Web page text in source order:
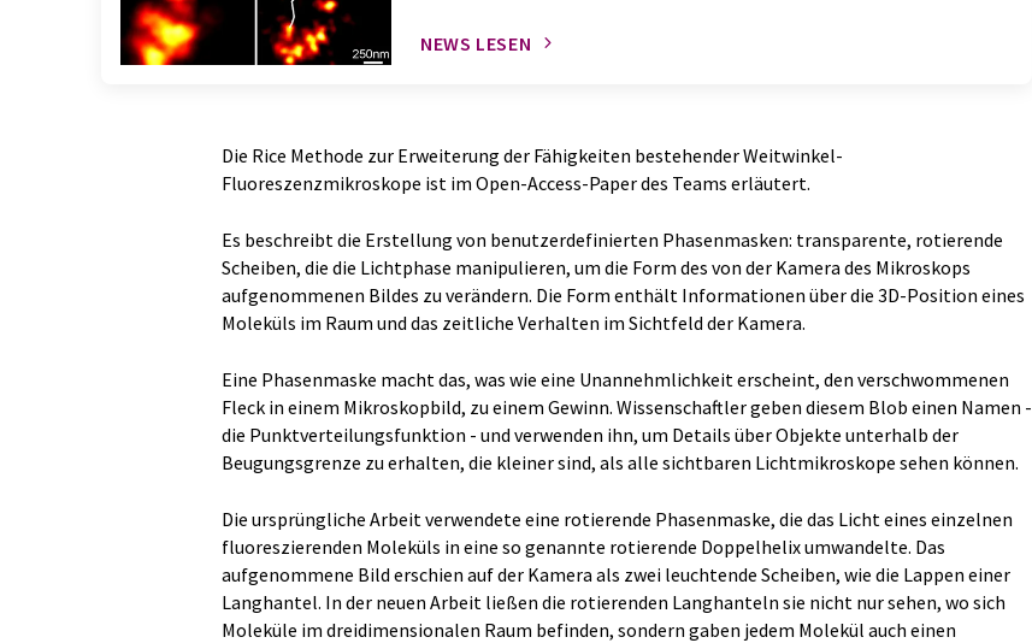
NEWS LESEN
Die Rice Methode zur Erweiterung der Fähigkeiten bestehender Weitwinkel-
Fluoreszenzmikroskope ist im Open-Access-Paper des Teams erläutert.
Es beschreibt die Erstellung von benutzerdefinierten Phasenmasken: transparente, rotierende
Scheiben, die die Lichtphase manipulieren, um die Form des von der Kamera des Mikroskops
aufgenommenen Bildes zu verändern. Die Form enthält Informationen über die 3D-Position eines
Moleküls im Raum und das zeitliche Verhalten im Sichtfeld der Kamera.
Eine Phasenmaske macht das, was wie eine Unannehmlichkeit erscheint, den verschwommenen
Fleck in einem Mikroskopbild, zu einem Gewinn. Wissenschaftler geben diesem Blob einen Namen -
die Punktverteilungsfunktion - und verwenden ihn, um Details über Objekte unterhalb der
Beugungsgrenze zu erhalten, die kleiner sind, als alle sichtbaren Lichtmikroskope sehen können.
Die ursprüngliche Arbeit verwendete eine rotierende Phasenmaske, die das Licht eines einzelnen
fluoreszierenden Moleküls in eine so genannte rotierende Doppelhelix umwandelte. Das
aufgenommene Bild erschien auf der Kamera als zwei leuchtende Scheiben, wie die Lappen einer
Langhantel. In der neuen Arbeit ließen die rotierenden Langhanteln sie nicht nur sehen, wo sich
Moleküle im dreidimensionalen Raum befinden, sondern gaben jedem Molekül auch einen